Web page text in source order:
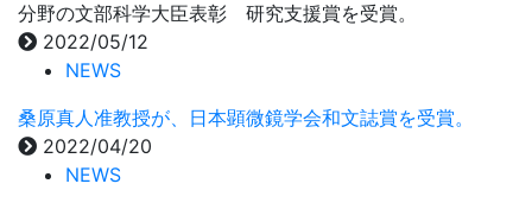
分野の文部科学大臣表彰 研究支援賞を受賞。
2022/05/12
NEWS
桑原真人准教授が、日本顕微鏡学会和文誌賞を受賞。
2022/04/20
NEWS